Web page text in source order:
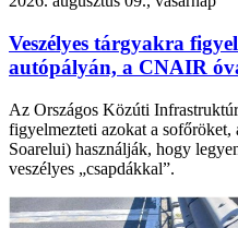
Veszélyes tárgyakra
autópályán, a CNAIR
Az Országos Közúti
figyelmezteti azokat a
Soarelui) használják, hogy
veszélyes „csapdákkal”.